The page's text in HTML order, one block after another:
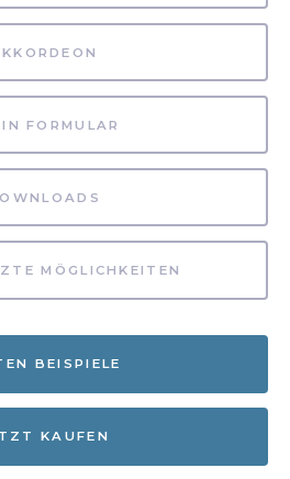
FORMULAR
MÖGLICHKEITEN
BEISPIELE
KAUFEN